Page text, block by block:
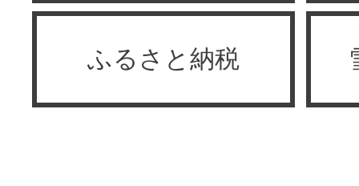
ふるさと納税